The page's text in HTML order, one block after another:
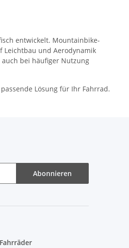
entwickelt. Mountainbike-
Leichtbau und Aerodynamik
bei häufiger Nutzung
Lösung für Ihr Fahrrad.
Abonnieren